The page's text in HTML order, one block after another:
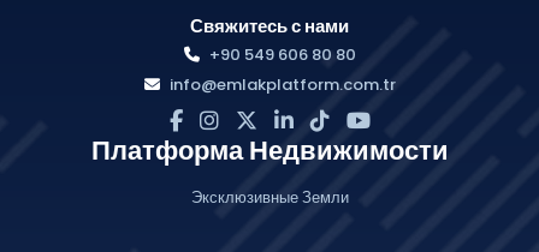
Свяжитесь с нами
+90 549 606 80 80
info@emlakplatform.com.tr
Платформа Недвижимости
Эксклюзивные Земли